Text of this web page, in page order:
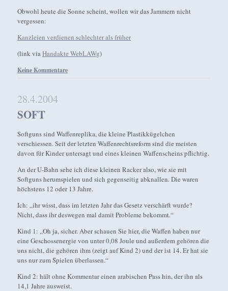
Obwohl heute die Sonne scheint, wollen wir das Jammern nicht
vergessen:
Kanzleien verdienen schlechter als früher
(link viaHandakte WebLAWg)
Keine Kommentare
28.4.2004
SOFT
Softguns sind Waffenreplika, die kleine Plastikkügelchen
verschiessen. Seit der letzten Waffenrechtsreform sind die meisten
davon für Kinder untersagt und eines kleinen Waffenscheins pflichtig.
An der U-Bahn sehe ich diese kleinen Racker also, wie sie mit
Softguns herumspielen und sich gegenseitig abknallen. Die waren
höchstens 12 oder 13 Jahre.
Ich: „ihr wisst, dass im letzten Jahr das Gesetz verschärft wurde?
Nicht, dass ihr deswegen mal damit Probleme bekommt.“
Kind 1: „Oh ja, sicher. Aber schauen Sie hier, die Waffen haben nur
eine Geschossenergie von unter 0,08 Joule und außerdem gehören die
uns nicht, die gehören ihm (zeigt auf Kind 2) und der ist 14. Er hat sie
uns nur zum Spielen überlassen.“
Kind 2: hält ohne Kommentar einen arabischen Pass hin, der ihn als
14,1 Jahre ausweist.